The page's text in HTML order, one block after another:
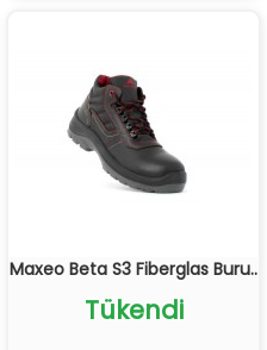
Maxeo Beta S3 Fiberglas Buru..
Tükendi